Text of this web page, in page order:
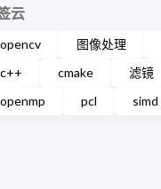
云
opencv 图像处理
c++
cmake 滤镜
openmp
pcl simd